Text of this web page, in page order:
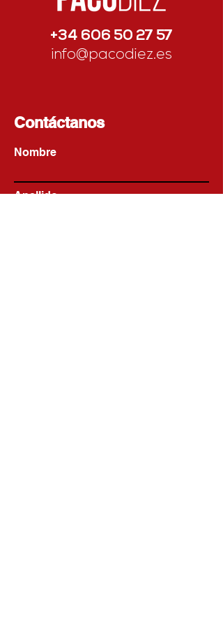
+34 606 50 27 57
info@pacodiez.es
Contáctanos
Nombre
Apellido